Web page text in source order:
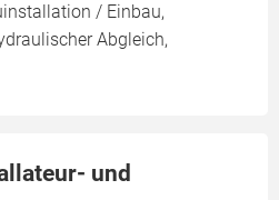
/ Einbau,
Abgleich,
und